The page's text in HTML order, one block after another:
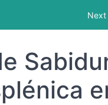
Esplénica enNext